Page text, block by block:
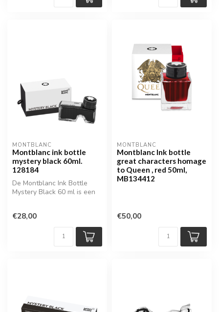
MONTBLANC
Montblanc ink bottle
mystery black 60ml.
128184
De Montblanc Ink Bottle
Mystery Black 60 ml is een
€28,00
MONTBLANC
Montblanc Ink bottle
great characters homage
to Queen , red 50ml,
MB134412
€50,00